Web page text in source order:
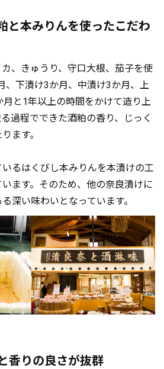
と本みりんを使ったこだわ
、きゅうり、守口大根、茄子を使
、下漬け3か月、中漬け3か月、上
と1年以上の時間をかけて造り上
過程でできた酒粕の香り、じっく
ます。
るはくびし本みりんを本漬けの工
ます。そのため、他の奈良漬けに
深い味わいとなっています。
香りの良さが抜群